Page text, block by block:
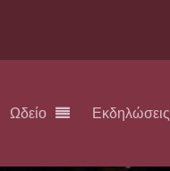
Ωδείο Εκδηλώσεις